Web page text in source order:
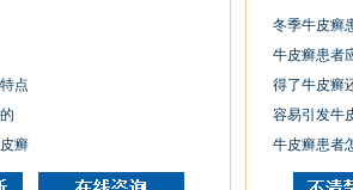
点
癣
冬季牛皮癣
牛皮癣患者
得了牛皮癣
容易引发牛
牛皮癣患者